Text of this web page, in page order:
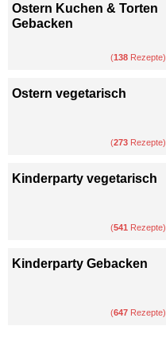
Ostern Kuchen & Torten
Gebacken
(138 Rezepte)
Ostern vegetarisch
(273 Rezepte)
Kinderparty vegetarisch
(541 Rezepte)
Kinderparty Gebacken
(647 Rezepte)